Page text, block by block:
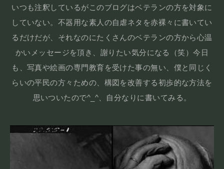
いつも注釈しているがこのブログはベテランの方を対象に
していない。不器用な素人の自虐ネタを赤裸々に書いてい
るだけだが、それなのにたくさんのベテランの方から心温
かいメッセージを頂き、謝りたい気分になる（笑）今日
も、写真や絵画の専門教育を受けた事の無い、僕と同じく
らいの平民の方々ための、構図を改善する初歩的な方法を
思いついたので^_^、自分なりに書いてみる。